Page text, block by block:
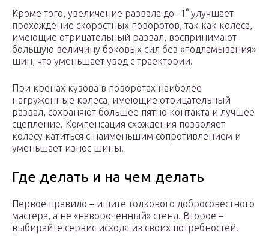
Кроме того, увеличение развала до -1° улучшает
прохождение скоростных поворотов, так как колеса,
имеющие отрицательный развал, воспринимают
большую величину боковых сил без «подламывания»
шин, что уменьшает увод с траектории.
При кренах кузова в поворотах наиболее
нагруженные колеса, имеющие отрицательный
развал, сохраняют большее пятно контакта и лучшее
сцепление. Компенсация схождения позволяет
колесу катиться с наименьшим сопротивлением и
уменьшает износ шины.
Где делать и на чем делать
Первое правило – ищите толкового добросовестного
мастера, а не «навороченный» стенд. Второе –
выбирайте сервис исходя из своих потребностей.